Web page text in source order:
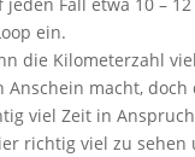
jeden Fall etwa 10 –
ein.
die Kilometerzahl
Anschein macht, doch
viel Zeit in
richtig viel zu sehen